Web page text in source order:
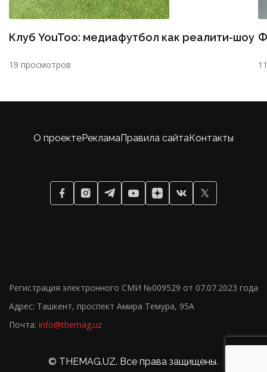
Клуб YouToo: медиафутбол как реалити-шоу
19 просмотров
Регистрация электронного СМИ №009529 от 07.07.2023 года
Адрес: Ташкент, проспект Амира Темура, 95А
Почта: info@themag.uz
О проектеРекламаПравила сайтаКонтакты
© THEMAG.UZ. Все права защищены.